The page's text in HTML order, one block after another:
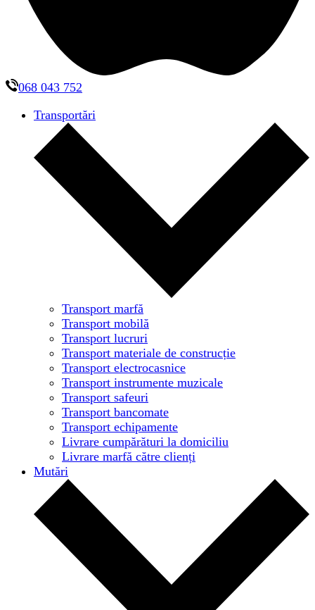
068 043 752
Transportări
Transport marfă
Transport mobilă
Transport lucruri
Transport materiale de construcție
Transport electrocasnice
Transport instrumente muzicale
Transport safeuri
Transport bancomate
Transport echipamente
Livrare cumpărături la domiciliu
Livrare marfă către clienți
Mutări